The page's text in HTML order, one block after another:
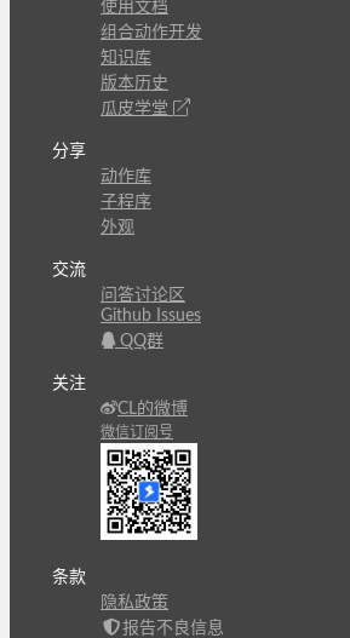
使用文档
组合动作开发
知识库
版本历史
瓜皮学堂
分享
动作库
子程序
外观
交流
问答讨论区
Github Issues
QQ群
关注
CL的微博
微信订阅号
条款
隐私政策
报告不良信息